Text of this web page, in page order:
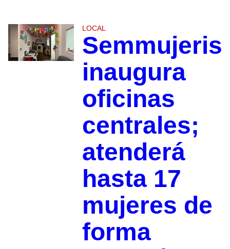
LOCAL
Semmujeris
inaugura
oficinas
centrales;
atenderá
hasta 17
mujeres de
forma